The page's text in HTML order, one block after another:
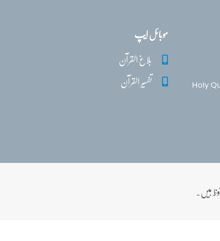
Holy
موبائل ایپ
بلاغ القرآن
تفسیر القرآن